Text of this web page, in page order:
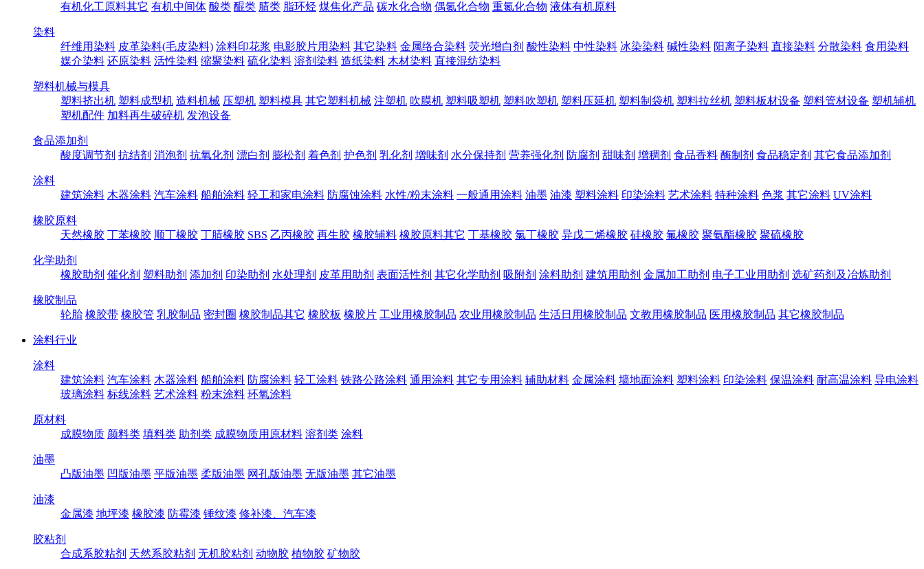
有机化工原料其它 有机中间体 酸类 醌类 腈类 脂环烃 煤焦化产品 碳水化合物 偶氮化合物 重氮化合物 液体有机原料
染料
纤维用染料 皮革染料(毛皮染料) 涂料印花浆 电影胶片用染料 其它染料 金属络合染料 荧光增白剂 酸性染料 中性染料 冰染染料 碱性染料 阳离子染料 直接染料 分散染料 食用染料
媒介染料 还原染料 活性染料 缩聚染料 硫化染料 溶剂染料 造纸染料 木材染料 直接混纺染料
塑料机械与模具
塑料挤出机 塑料成型机 造料机械 压塑机 塑料模具 其它塑料机械 注塑机 吹膜机 塑料吸塑机 塑料吹塑机 塑料压延机 塑料制袋机 塑料拉丝机 塑料板材设备 塑料管材设备 塑机辅机
塑机配件 加料再生破碎机 发泡设备
食品添加剂
酸度调节剂 抗结剂 消泡剂 抗氧化剂 漂白剂 膨松剂 着色剂 护色剂 乳化剂 增味剂 水分保持剂 营养强化剂 防腐剂 甜味剂 增稠剂 食品香料 酶制剂 食品稳定剂 其它食品添加剂
涂料
建筑涂料 木器涂料 汽车涂料 船舶涂料 轻工和家电涂料 防腐蚀涂料 水性/粉末涂料 一般通用涂料 油墨 油漆 塑料涂料 印染涂料 艺术涂料 特种涂料 色浆 其它涂料 UV涂料
橡胶原料
天然橡胶 丁苯橡胶 顺丁橡胶 丁腈橡胶 SBS 乙丙橡胶 再生胶 橡胶辅料 橡胶原料其它 丁基橡胶 氯丁橡胶 异戊二烯橡胶 硅橡胶 氟橡胶 聚氨酯橡胶 聚硫橡胶
化学助剂
橡胶助剂 催化剂 塑料助剂 添加剂 印染助剂 水处理剂 皮革用助剂 表面活性剂 其它化学助剂 吸附剂 涂料助剂 建筑用助剂 金属加工助剂 电子工业用助剂 选矿药剂及冶炼助剂
橡胶制品
轮胎 橡胶带 橡胶管 乳胶制品 密封圈 橡胶制品其它 橡胶板 橡胶片 工业用橡胶制品 农业用橡胶制品 生活日用橡胶制品 文教用橡胶制品 医用橡胶制品 其它橡胶制品
涂料行业
涂料
建筑涂料 汽车涂料 木器涂料 船舶涂料 防腐涂料 轻工涂料 铁路公路涂料 通用涂料 其它专用涂料 辅助材料 金属涂料 墙地面涂料 塑料涂料 印染涂料 保温涂料 耐高温涂料 导电涂料
玻璃涂料 标线涂料 艺术涂料 粉末涂料 环氧涂料
原材料
成膜物质 颜料类 填料类 助剂类 成膜物质用原材料 溶剂类 涂料
油墨
凸版油墨 凹版油墨 平版油墨 柔版油墨 网孔版油墨 无版油墨 其它油墨
油漆
金属漆 地坪漆 橡胶漆 防霉漆 锤纹漆 修补漆、汽车漆
胶粘剂
合成系胶粘剂 天然系胶粘剂 无机胶粘剂 动物胶 植物胶 矿物胶